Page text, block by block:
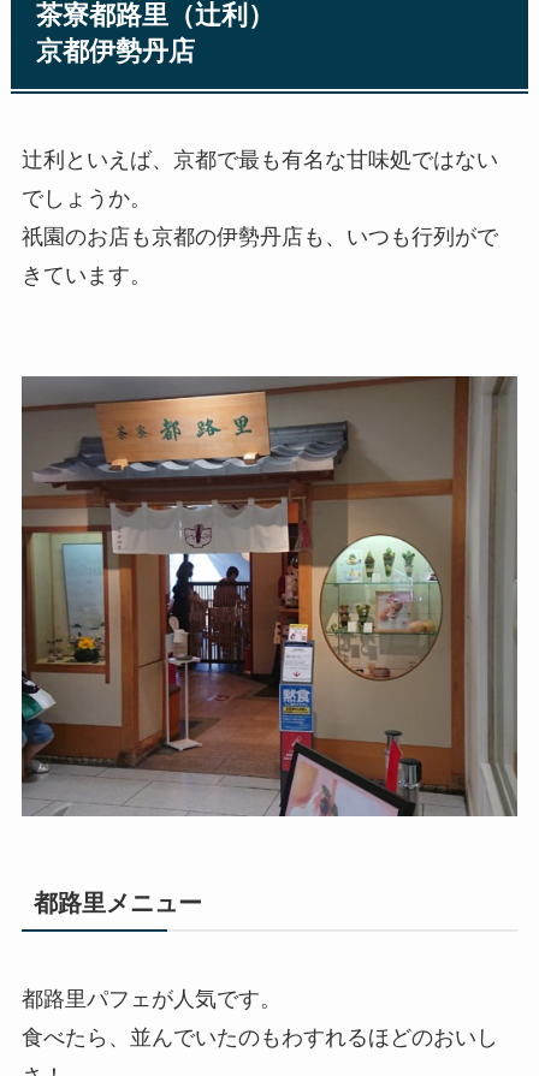
茶寮都路里（辻利）
京都伊勢丹店
辻利といえば、京都で最も有名な甘味処ではない
でしょうか。
祇園のお店も京都の伊勢丹店も、いつも行列がで
きています。
都路里メニュー
都路里パフェが人気です。
食べたら、並んでいたのもわすれるほどのおいし